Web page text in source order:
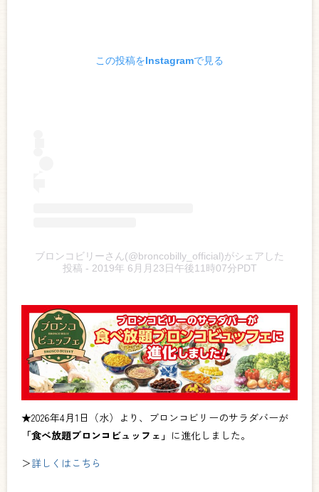
この投稿をInstagramで見る
ブロンコビリーさん(@broncobilly_official)がシェアした
投稿 - 2019年 6月月23日午後11時07分PDT
★2026年4月1日（水）より、ブロンコビリーのサラダバーが
「食べ放題ブロンコビュッフェ」 に進化しました。
＞詳しくはこちら